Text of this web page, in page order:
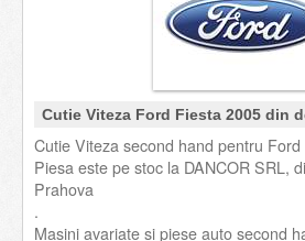
Cutie Viteza Ford Fiesta 2005 din
Cutie Viteza second hand pentru
Piesa este pe stoc la DANCOR SRL,
Prahova
.
Masini avariate si piese auto second